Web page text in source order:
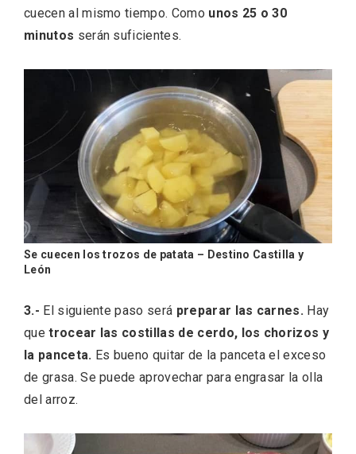
cuecen al mismo tiempo. Como unos 25 o 30
minutos serán suficientes.
Se cuecen los trozos de patata – Destino Castilla y
León
3.- El siguiente paso será preparar las carnes. Hay
quetrocear las costillas de cerdo, los chorizos y
la panceta. Es bueno quitar de la panceta el exceso
de grasa. Se puede aprovechar para engrasar la olla
del arroz.
V Feria Europea del Queso 2026 en
Serrada